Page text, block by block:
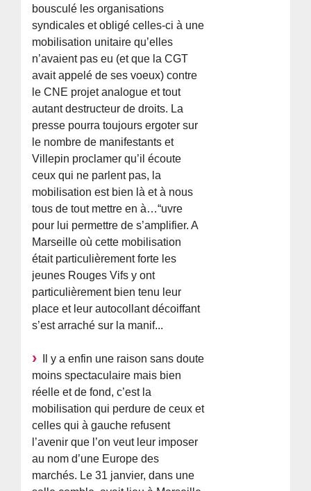
bousculé les organisations
syndicales et obligé celles-ci à une
mobilisation unitaire qu’elles
n’avaient pas eu (et que la CGT
avait appelé de ses voeux) contre
le CNE projet analogue et tout
autant destructeur de droits. La
presse pourra toujours ergoter sur
le nombre de manifestants et
Villepin proclamer qu’il écoute
ceux qui ne parlent pas, la
mobilisation est bien là et à nous
tous de tout mettre en à…“uvre
pour lui permettre de s’amplifier. A
Marseille où cette mobilisation
était particulièrement forte les
jeunes Rouges Vifs y ont
particulièrement bien tenu leur
place et leur autocollant décoiffant
s’est arraché sur la manif...
Il y a enfin une raison sans doute
moins spectaculaire mais bien
réelle et de fond, c’est la
mobilisation qui perdure de ceux et
celles qui à gauche refusent
l’avenir que l’on veut leur imposer
au nom d’une Europe des
marchés. Le 31 janvier, dans une